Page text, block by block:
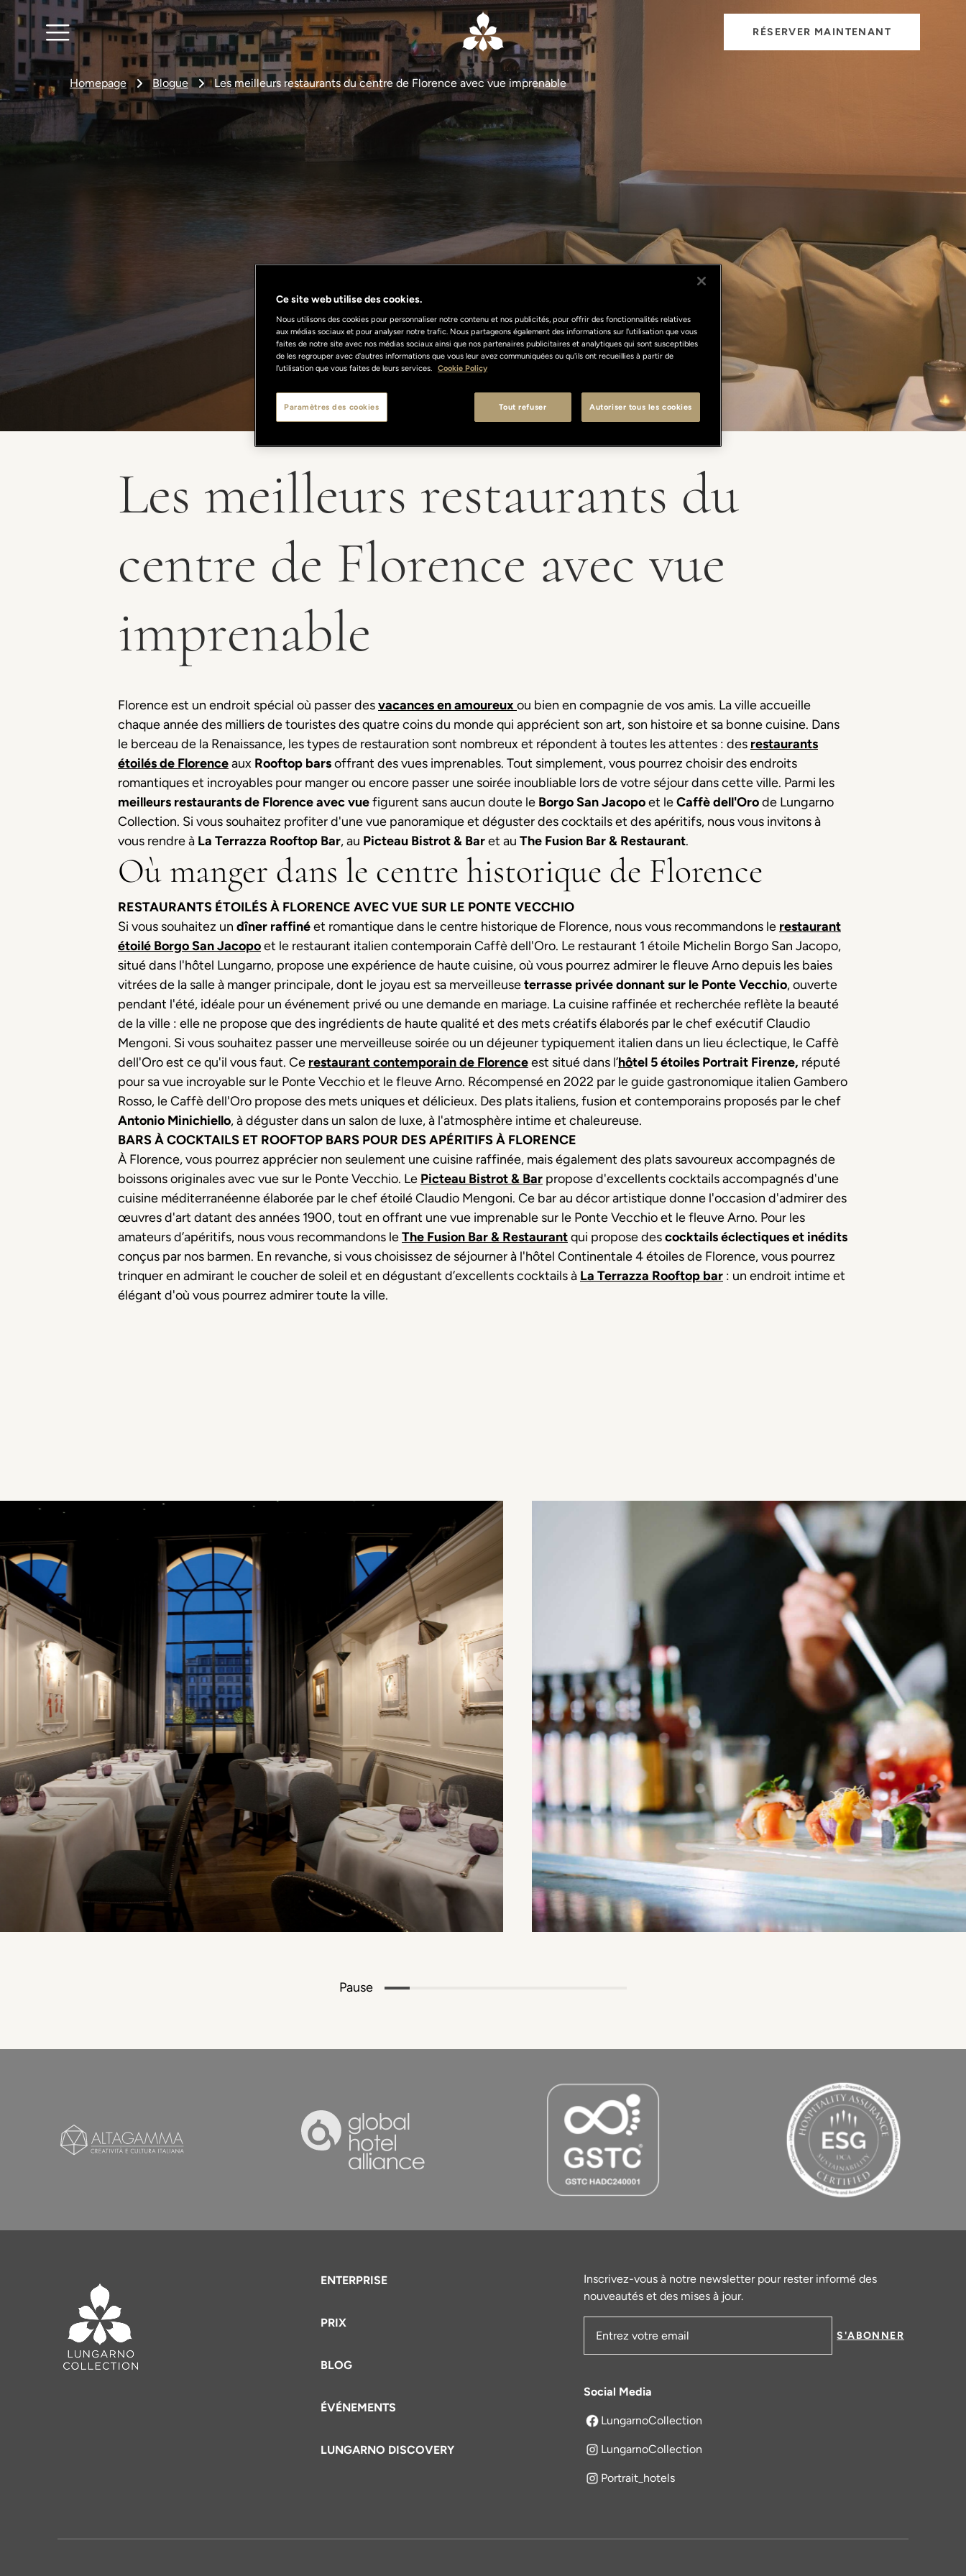
RÉSERVER MAINTENANT
Homepage Blogue Les meilleurs restaurants du centre de Florence avec vue imprenable
Les meilleurs restaurants du
centre de Florence avec vue
imprenable
Florence est un endroit spécial où passer desvacances en amoureuxou bien en compagnie de vos amis. La ville accueille
chaque année des milliers de touristes des quatre coins du monde qui apprécient son art, son histoire et sa bonne cuisine. Dans
le berceau de la Renaissance, les types de restauration sont nombreux et répondent à toutes les attentes : des restaurants
étoilés de Florenceaux Rooftop barsoffrant des vues imprenables. Tout simplement, vous pourrez choisir des endroits
romantiques et incroyables pour manger ou encore passer une soirée inoubliable lors de votre séjour dans cette ville. Parmi les
meilleurs restaurants de Florence avec vuefigurent sans aucun doute le BorgoSanJacopoet leCaffè dell'Orode Lungarno
Collection. Si vous souhaitez profiter d'une vue panoramique et déguster des cocktails et des apéritifs, nous vous invitons à
vous rendre à La Terrazza Rooftop Bar, au Picteau Bistrot & Baret au The Fusion Bar & Restaurant.
Où manger dans le centre historique de Florence
RESTAURANTS ÉTOILÉS À FLORENCE AVEC VUE SUR LE PONTE VECCHIO
Si vous souhaitez un dîner raffinéet romantique dans le centre historique de Florence, nous vous recommandons le restaurant
étoilé Borgo San Jacopoet le restaurant italien contemporain Caffè dell'Oro. Le restaurant 1 étoile Michelin Borgo San Jacopo,
situé dans l'hôtel Lungarno, propose une expérience de haute cuisine, où vous pourrez admirer le fleuve Arno depuis les baies
vitrées de la salle à manger principale, dont le joyau est sa merveilleuseterrasse privée donnant sur le Ponte Vecchio, ouverte
pendant l'été, idéale pour un événement privé ou une demande en mariage. La cuisine raffinée et recherchée reflète la beauté
de la ville : elle ne propose que des ingrédients de haute qualité et des mets créatifs élaborés par le chef exécutif Claudio
Mengoni. Si vous souhaitez passer une merveilleuse soirée ou un déjeuner typiquement italien dans un lieu éclectique, le Caffè
dell'Oro est ce qu'il vous faut. Ce restaurant contemporain de Florenceest situé dans l’hôtel 5 étoiles Portrait Firenze, réputé
pour sa vue incroyable sur le Ponte Vecchio et le fleuve Arno. Récompensé en 2022 par le guide gastronomique italien Gambero
Rosso, le Caffè dell'Oro propose des mets uniques et délicieux. Des plats italiens, fusion et contemporains proposés par le chef
Antonio Minichiello, à déguster dans un salon de luxe, à l'atmosphère intime et chaleureuse.
BARS À COCKTAILS ET ROOFTOP BARS POUR DES APÉRITIFS À FLORENCE
À Florence, vous pourrez apprécier non seulement une cuisine raffinée, mais également des plats savoureux accompagnés de
boissons originales avec vue sur le Ponte Vecchio. Le Picteau Bistrot & Bar propose d'excellents cocktails accompagnés d'une
cuisine méditerranéenne élaborée par le chef étoilé Claudio Mengoni. Ce bar au décor artistique donne l'occasion d'admirer des
œuvres d'art datant des années 1900, tout en offrant une vue imprenable sur le Ponte Vecchio et le fleuve Arno. Pour les
amateurs d’apéritifs, nous vous recommandons leThe Fusion Bar & Restaurantqui propose descocktails éclectiques et inédits
conçus par nos barmen. En revanche, si vous choisissez de séjourner à l'hôtel Continentale 4 étoiles de Florence, vous pourrez
trinquer en admirant le coucher de soleil et en dégustant d’excellents cocktails à La Terrazza Rooftop bar : un endroit intime et
élégant d'où vous pourrez admirer toute la ville.
Pause
ENTERPRISE
PRIX
BLOG
ÉVÉNEMENTS
LUNGARNO DISCOVERY
Inscrivez-vous à notre newsletter pour rester informé des
nouveautés et des mises à jour.
Adresse email
S'ABONNER
Social Media
LungarnoCollection
s'ouvre dans un nouvel onglet
LungarnoCollection
Portrait_hotels
Ce site web utilise des cookies.
Nous utilisons des cookies pour personnaliser notre contenu et nos publicités, pour offrir des fonctionnalités relatives
aux médias sociaux et pour analyser notre trafic. Nous partageons également des informations sur l'utilisation que vous
faites de notre site avec nos médias sociaux ainsi que nos partenaires publicitaires et analytiques qui sont susceptibles
de les regrouper avec d'autres informations que vous leur avez communiquées ou qu'ils ont recueillies à partir de
l'utilisation que vous faites de leurs services. Cookie Policy
Tout refuser Autoriser tous les cookies
Paramètres des cookies